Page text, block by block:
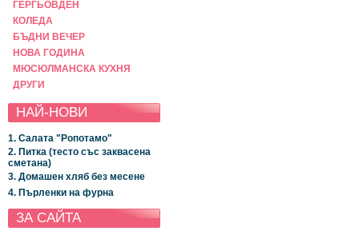
ГЕРГЬОВДЕН
КОЛЕДА
БЪДНИ ВЕЧЕР
НОВА ГОДИНА
МЮСЮЛМАНСКА КУХНЯ
ДРУГИ
НАЙ-НОВИ
1. Салата "Ропотамо"
2. Питка (тесто със заквасена
сметана)
3. Домашен хляб без месене
4. Пърленки на фурна
ЗА САЙТА